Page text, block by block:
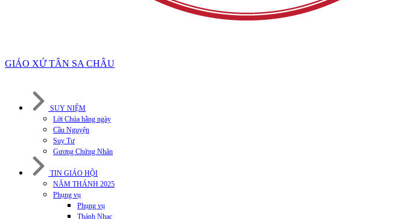
GIÁO XỨ TÂN SA CHÂU
SUY NIỆM
Lời Chúa hằng ngày
Cầu Nguyện
Suy Tư
Gương Chứng Nhân
TIN GIÁO HỘI
NĂM THÁNH 2025
Phụng vụ
Phụng vụ
Thánh Nhạc